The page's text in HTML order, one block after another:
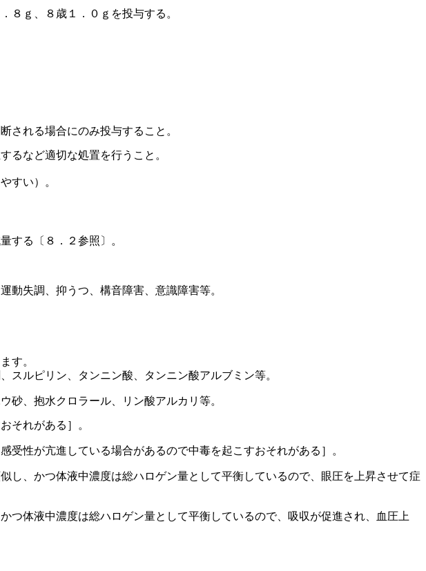
される場合にのみ投与すること。
すい）。
する〔８．２参照〕。
ルピリン、タンニン酸、タンニン酸アルブミン等。
、抱水クロラール、リン酸アルカリ等。
８ｇ、８歳１．０ｇを投与する。
るなど適切な処置を行うこと。
失調、抑うつ、構音障害、意識障害等。
それがある］。
性が亢進している場合があるので中毒を起こすおそれがある］。
、かつ体液中濃度は総ハロゲン量として平衡しているので、眼圧を上昇させて症
体液中濃度は総ハロゲン量として平衡しているので、吸収が促進され、血圧上
す。